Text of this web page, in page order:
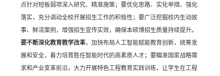
点针对短板弱项深入研究、精准施策；要优化思路、实化举措、强化
落实，充分调动全校开展招生工作的积极性；要广泛挖掘校内生动故
事、鲜活案例，增强招生宣传实效，确保本硕博招生质量持续提升。
要不断深化教育教学改革，加快布局人工智能赋能教育创新，统筹发
展和安全，着力培育胜任智能时代的高素质人才；要瞄准国家战略需
求和产业变革前沿，大力开展特色工程教育实践训练，让学生在工程